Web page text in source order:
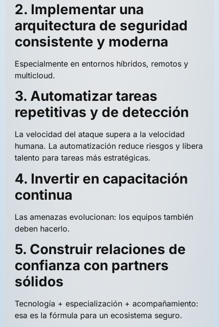
2. Implementar una
arquitectura de seguridad
consistente y moderna
Especialmente en entornos híbridos, remotos y
multicloud.
3. Automatizar tareas
repetitivas y de detección
La velocidad del ataque supera a la velocidad
humana. La automatización reduce riesgos y libera
talento para tareas más estratégicas.
4. Invertir en capacitación
continua
Las amenazas evolucionan: los equipos también
deben hacerlo.
5. Construir relaciones de
confianza con partners
sólidos
Tecnología + especialización + acompañamiento:
esa es la fórmula para un ecosistema seguro.